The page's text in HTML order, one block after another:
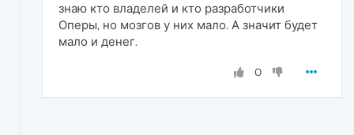
знаю кто владелей и кто разработчики
Оперы, но мозгов у них мало. А значит будет
мало и денег.
0